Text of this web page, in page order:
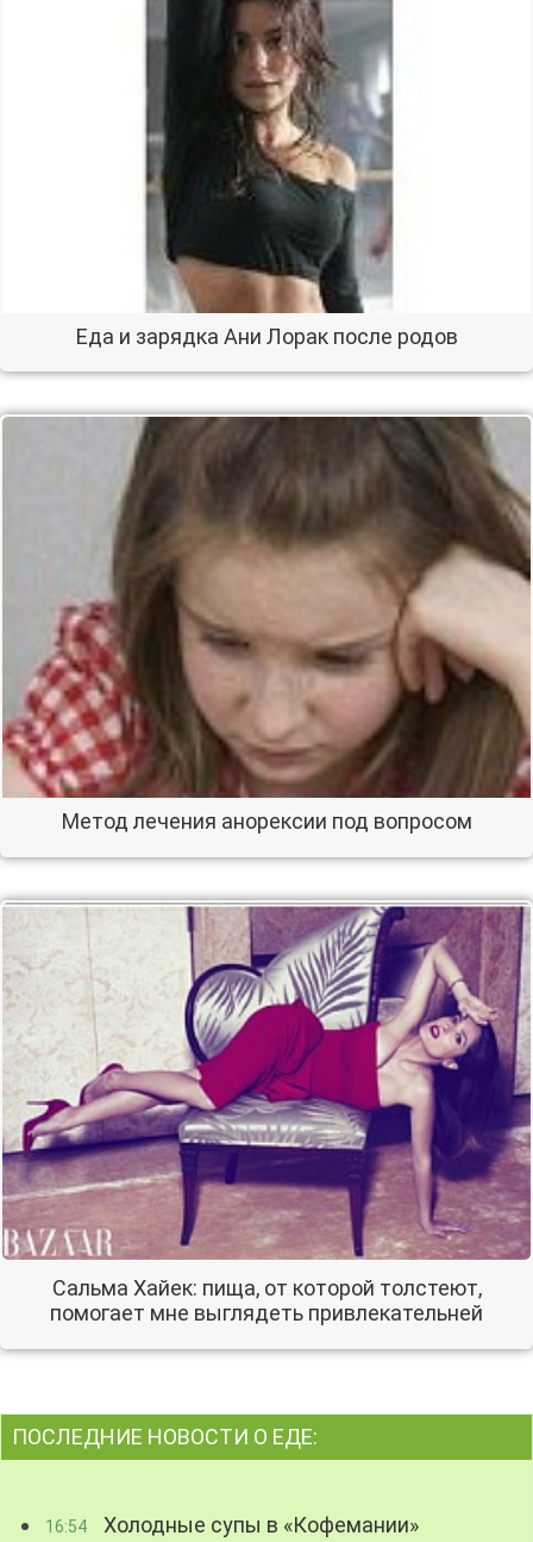
Еда и зарядка Ани Лорак после родов
Метод лечения анорексии под вопросом
Сальма Хайек: пища, от которой толстеют,
помогает мне выглядеть привлекательней
ПОСЛЕДНИЕ НОВОСТИ О ЕДЕ:
16:54 Холодные супы в «Кофемании»